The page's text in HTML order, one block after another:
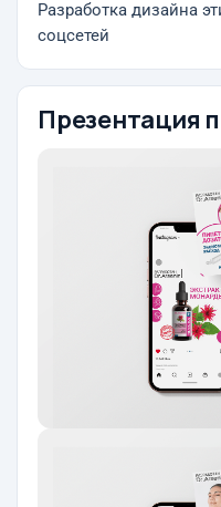
Разработка дизайна
соцсетей
Презентация